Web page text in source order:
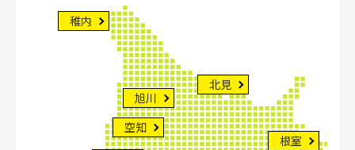
旭川
空知
北見
稚内
根室